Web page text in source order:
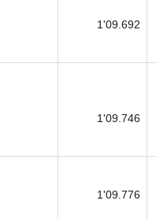
1'09.692
1'09.746
1'09.776